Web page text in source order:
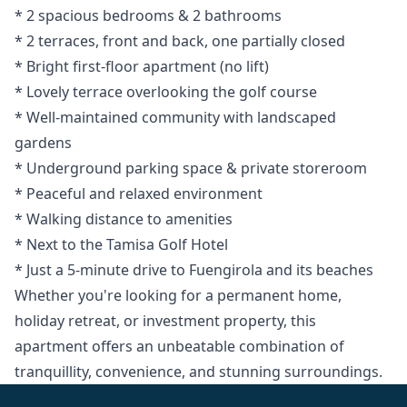
* 2 spacious bedrooms & 2 bathrooms
* 2 terraces, front and back, one partially closed
* Bright first-floor apartment (no lift)
* Lovely terrace overlooking the golf course
* Well-maintained community with landscaped
gardens
* Underground parking space & private storeroom
* Peaceful and relaxed environment
* Walking distance to amenities
* Next to the Tamisa Golf Hotel
* Just a 5-minute ‌drive ‌to ‌Fuengirola ‌and ‌its beaches
Whether you're looking for ‌a ‌permanent ‌home,
holiday retreat, ‌or ‌investment ‌property, ‌this
apartment ‌offers an unbeatable ‌combination ‌of
‌tranquillity, ‌convenience, ‌and ‌stunning ‌surroundings.